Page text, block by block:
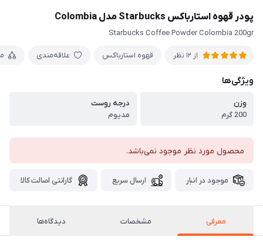
پودر قهوه استارباکس Starbucks مدل Colombia
Starbucks Coffee Powder Colombia 200gr
از 12 نظر قهوه استارباکس علاقه‌مندی
ویژگی‌ها
وزن
200 گرم
درجه روست
مدیوم
محصول مورد نظر موجود نمی‌باشد.
موجود در انبار ارسال سریع گارانتی اصالت کالا
معرفی مشخصات دیدگاه‌ها